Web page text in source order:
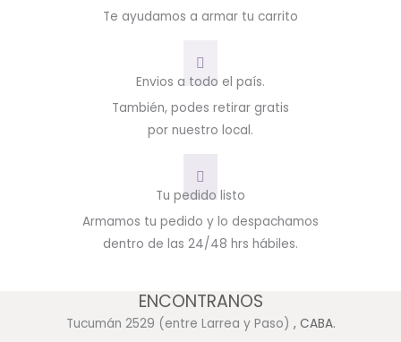
Te ayudamos a armar tu carrito
Envios a todo el país.
También, podes retirar gratis
por nuestro local.
Tu pedido listo
Armamos tu pedido y lo despachamos
dentro de las 24/48 hrs hábiles.
ENCONTRANOS
Tucumán 2529 (entre Larrea y Paso) , CABA.